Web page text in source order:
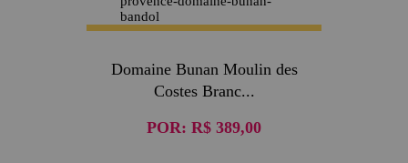
Domaine Bunan Moulin des
Costes Branc...
POR: R$ 389,00